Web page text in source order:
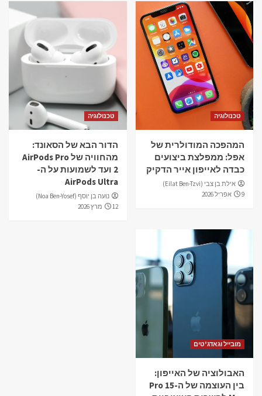
טכנולוגיה
המהפכה המודולרית של
אפל: ממפלצת ביצועים
כבדה לאייפון אייר הדקיק
אילת בן צבי (Eilat Ben-Tzvi)
9 אפריל 2026
טכנולוגיה
הדור הבא של הסאונד:
מהחוויה של AirPods Pro
2 ועד לשמועות על ה-
AirPods Ultra
נועה בן יוסף (Noa Ben-Yosef)
12 מרץ 2026
מובייל וגאדג'טים
האבולוציה של האייפון:
בין העוצמה של ה-15 Pro